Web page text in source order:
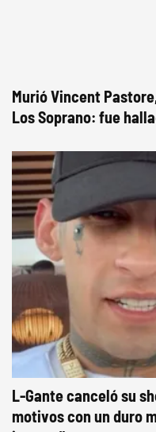
Murió Vincent
Los Soprano: fue
L-Gante canceló su
motivos con un duro